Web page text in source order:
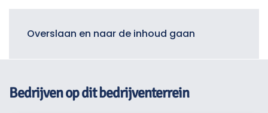
Overslaan en naar de inhoud gaan
Bedrijven op dit bedrijventerrein